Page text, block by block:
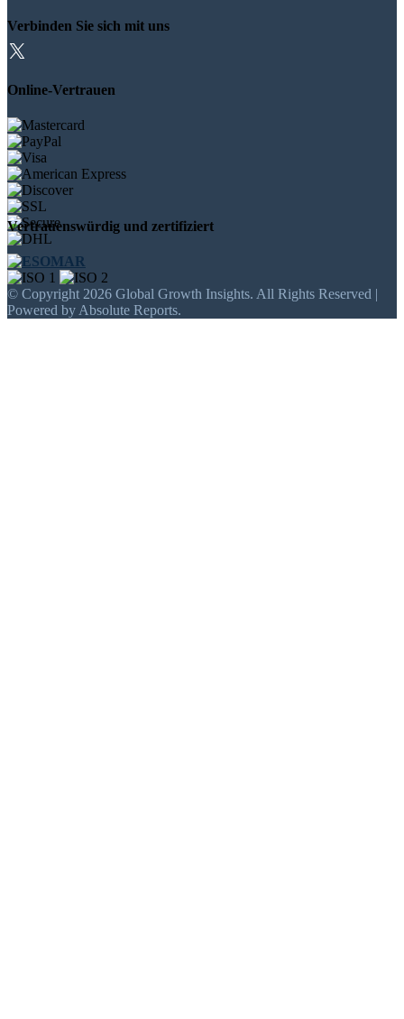
Verbinden Sie sich mit uns
Online-Vertrauen
Vertrauenswürdig und zertifiziert
© Copyright 2026 Global Growth Insights. All Rights Reserved |
Powered by Absolute Reports.